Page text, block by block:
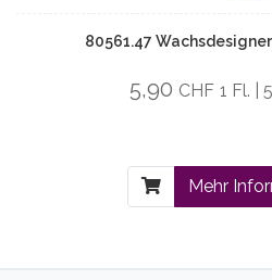
80561.47
5,90 CHF 1 Fl. |
Mehr